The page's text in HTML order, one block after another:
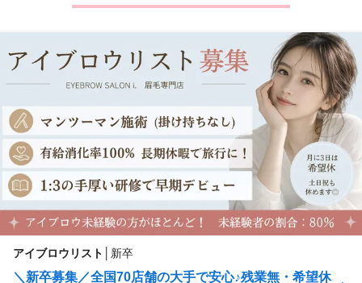
アイブロウリスト 新卒
＼新卒募集／全国70店舗の大手で安心♪残業無・希望休